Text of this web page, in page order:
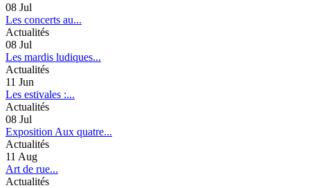
08 Jul
Les concerts au...
Actualités
08 Jul
Les mardis ludiques...
Actualités
11 Jun
Les estivales :...
Actualités
08 Jul
Exposition Aux quatre...
Actualités
11 Aug
Art de rue...
Actualités